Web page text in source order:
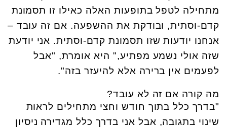
מתחילה לטפל בתופעות האלה כאילו זו תסמונת
קדם-וסתית, ובודקת את ההשפעה. אם זה עובד –
אנחנו יודעות שזו תסמונת קדם-וסתית. אני יודעת
שזה אולי נשמע מפתיע," היא אומרת, "אבל
לפעמים אין ברירה אלא להיעזר בזה".
מה קורה אם זה לא עובד?
"בדרך כלל בתוך חודש וחצי מתחילים לראות
שינוי בתגובה, אבל אני בדרך כלל מגדירה ניסיון